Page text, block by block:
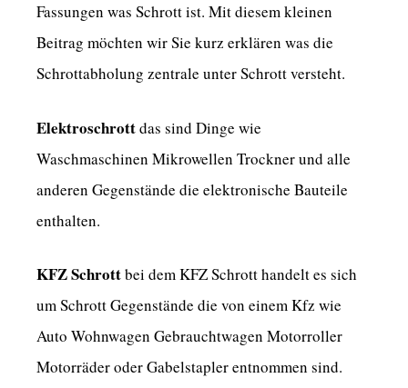
Fassungen was Schrott ist. Mit diesem kleinen
Beitrag möchten wir Sie kurz erklären was die
Schrottabholung zentrale unter Schrott versteht.
Elektroschrottdas sind Dinge wie
Waschmaschinen Mikrowellen Trockner und alle
anderen Gegenstände die elektronische Bauteile
enthalten.
KFZ Schrottbei dem KFZ Schrott handelt es sich
um Schrott Gegenstände die von einem Kfz wie
Auto Wohnwagen Gebrauchtwagen Motorroller
Motorräder oder Gabelstapler entnommen sind.